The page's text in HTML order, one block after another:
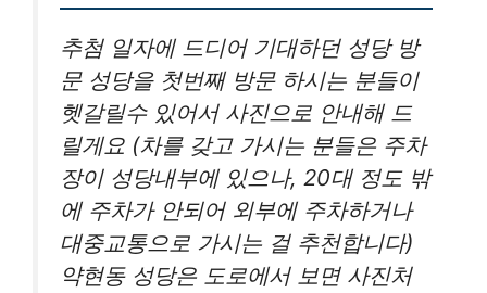
추첨 일자에 드디어 기대하던 성당 방
문 성당을 첫번째 방문 하시는 분들이
헷갈릴수 있어서 사진으로 안내해 드
릴게요 (차를 갖고 가시는 분들은 주차
장이 성당내부에 있으나, 20대 정도 밖
에 주차가 안되어 외부에 주차하거나
대중교통으로 가시는 걸 추천합니다)
약현동 성당은 도로에서 보면 사진처